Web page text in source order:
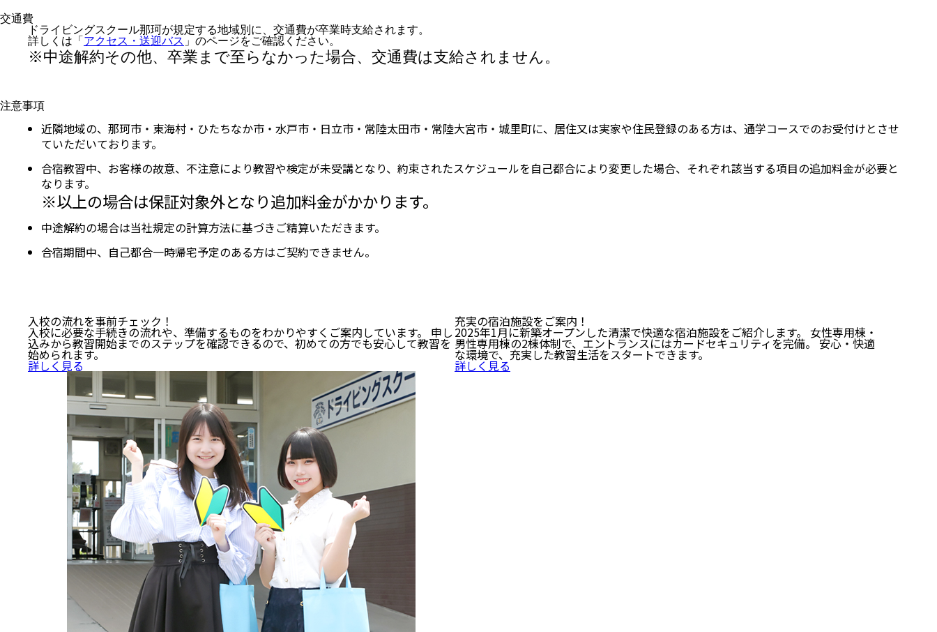
交通費
ドライビングスクール那珂が規定する地域別に、交通費が卒業時支給されます。
詳しくは「 アクセス・送迎バス 」のページをご確認ください。
※中途解約その他、卒業まで至らなかった場合、交通費は支給されません。
注意事項
近隣地域の、那珂市・東海村・ひたちなか市・水戸市・日立市・常陸太田市・常陸大宮市・城里町に、居住又は実家や住民登録のある方は、通学コースでのお受付けとさせ
ていただいております。
合宿教習中、お客様の故意、不注意により教習や検定が未受講となり、約束されたスケジュールを自己都合により変更した場合、それぞれ該当する項目の追加料金が必要と
なります。
※以上の場合は保証対象外となり追加料金がかかります。
中途解約の場合は当社規定の計算方法に基づきご精算いただきます。
合宿期間中、自己都合一時帰宅予定のある方はご契約できません。
入校の流れを事前チェック！
入校に必要な手続きの流れや、準備するものをわかりやすくご案内しています。 申し
込みから教習開始までのステップを確認できるので、初めての方でも安心して教習を
始められます。
詳しく見る
充実の宿泊施設をご案内！
2025年1月に新築オープンした清潔で快適な宿泊施設をご紹介します。 女性専用棟・
男性専用棟の2棟体制で、エントランスにはカードセキュリティを完備。 安心・快適
な環境で、充実した教習生活をスタートできます。
詳しく見る